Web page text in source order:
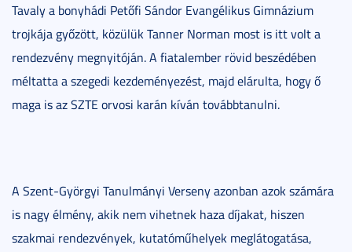
Tavaly a bonyhádi Petőfi Sándor Evangélikus Gimnázium
trojkája győzött, közülük Tanner Norman most is itt volt a
rendezvény megnyitóján. A fiatalember rövid beszédében
méltatta a szegedi kezdeményezést, majd elárulta, hogy ő
maga is az SZTE orvosi karán kíván továbbtanulni.
A Szent-Györgyi Tanulmányi Verseny azonban azok számára
is nagy élmény, akik nem vihetnek haza díjakat, hiszen
szakmai rendezvények, kutatóműhelyek meglátogatása,